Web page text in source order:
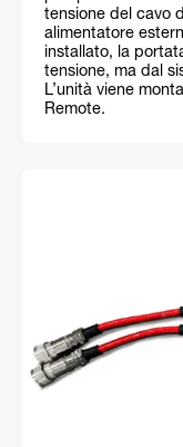
tensione del cavo
alimentatore
installato, la
tensione, ma dal
L’unità viene
Remote.